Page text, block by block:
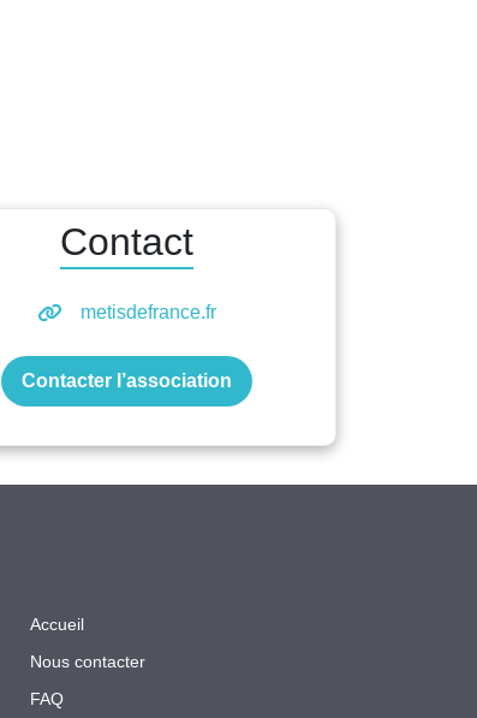
Contact
metisdefrance.fr
Contacter l’association
Accueil
Nous contacter
FAQ